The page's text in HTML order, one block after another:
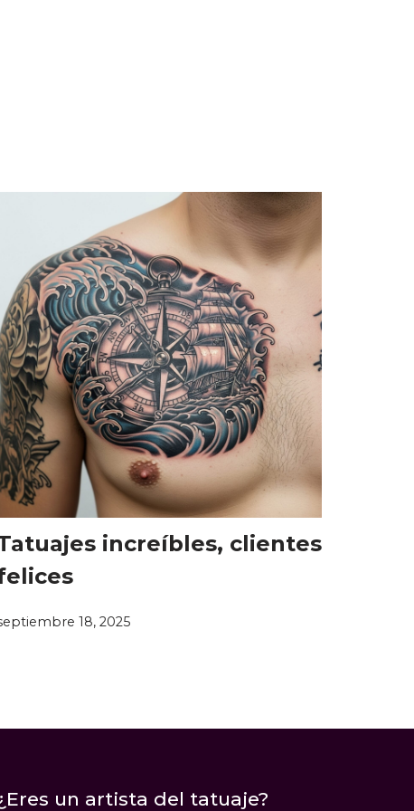
increíbles, clientes
18, 2025
un artista del tatuaje?